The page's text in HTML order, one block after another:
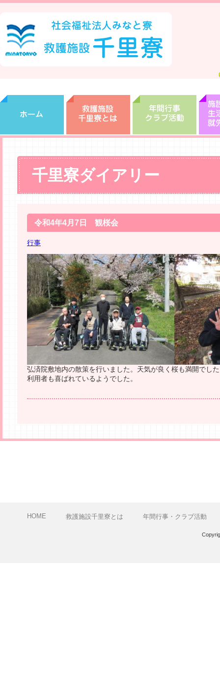
千里寮ダイアリー
令和4年4月7日 観桜会
行事
弘済院敷地内の散策を行いました。天気が良く桜も満開でし
利用者も喜ばれているようでした。
HOME 救護施設千里寮とは 年間行事・クラブ活動